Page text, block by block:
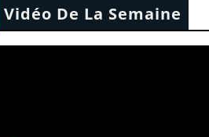
Vidéo De La Semaine